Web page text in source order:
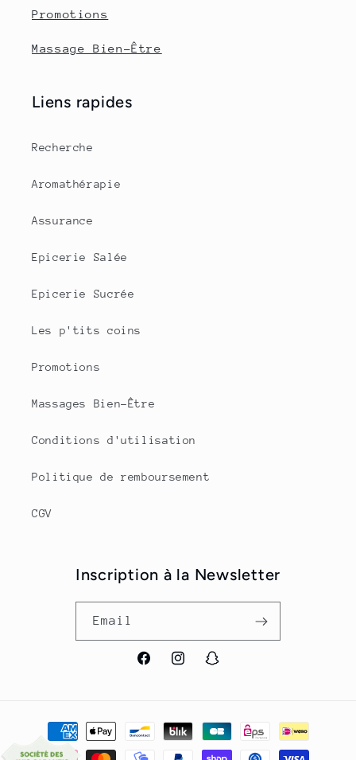
Promotions
Massage Bien-Être
Liens rapides
Recherche
Aromathérapie
Assurance
Epicerie Salée
Epicerie Sucrée
Les p'tits coins
Promotions
Massages Bien-Être
Conditions d'utilisation
Politique de remboursement
CGV
Inscription à la Newsletter
Email
FacebookInstagramSnapchat
Payment
methods